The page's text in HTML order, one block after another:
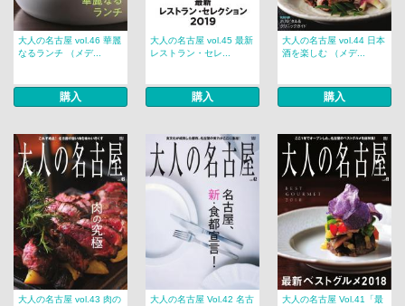
大人の名古屋 vol.46 華麗
なるランチ （メデ...
購入
大人の名古屋 vol.45 最新
レストラン・セレ...
購入
大人の名古屋 vol.44 日本
酒を楽しむ （メデ...
購入
大人の名古屋 vol.43 肉の
大人の名古屋 Vol.42 名古
大人の名古屋 Vol.41「最